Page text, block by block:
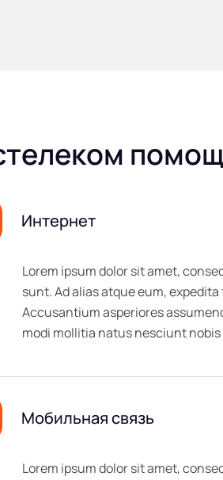
Интернет
Lorem ipsum dolor sit amet,
sunt. Ad alias atque eum,
Accusantium asperiores
modi mollitia natus nesciunt
Мобильная связь
Lorem ipsum dolor sit amet,